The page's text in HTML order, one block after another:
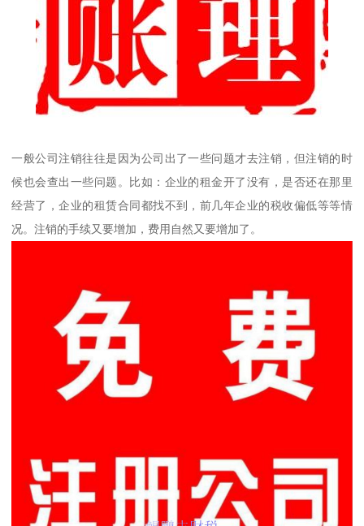
一般公司注销往往是因为公司出了一些问题才去注销，但注销的时
候也会查出一些问题。比如：企业的租金开了没有，是否还在那里
经营了，企业的租赁合同都找不到，前几年企业的税收偏低等等情
况。注销的手续又要增加，费用自然又要增加了。